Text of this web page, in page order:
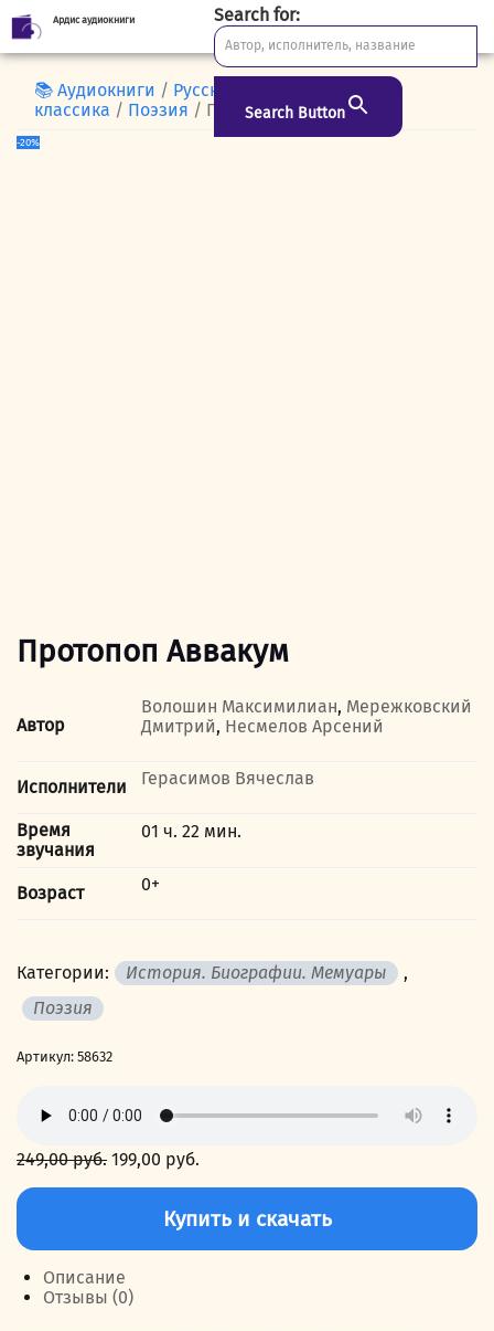
Skip
to
Ардис аудиокниги Search for:
Search Button
📚 Аудиокниги / Русская
классика / Поэзия / Протопоп Аввакум
-20%
Протопоп Аввакум
Автор
Волошин Максимилиан, Мережковский
Дмитрий, Несмелов Арсений
Исполнители Герасимов Вячеслав
Время
звучания
01 ч. 22 мин.
Возраст 0+
Категории: История. Биографии. Мемуары
,
Поэзия
Артикул: 58632
249,00руб. Первоначальная
249,00 руб..
199,00 руб.
Количество
Протопоп
Аввакум
Купить и скачать
Описание
Отзывы (0)